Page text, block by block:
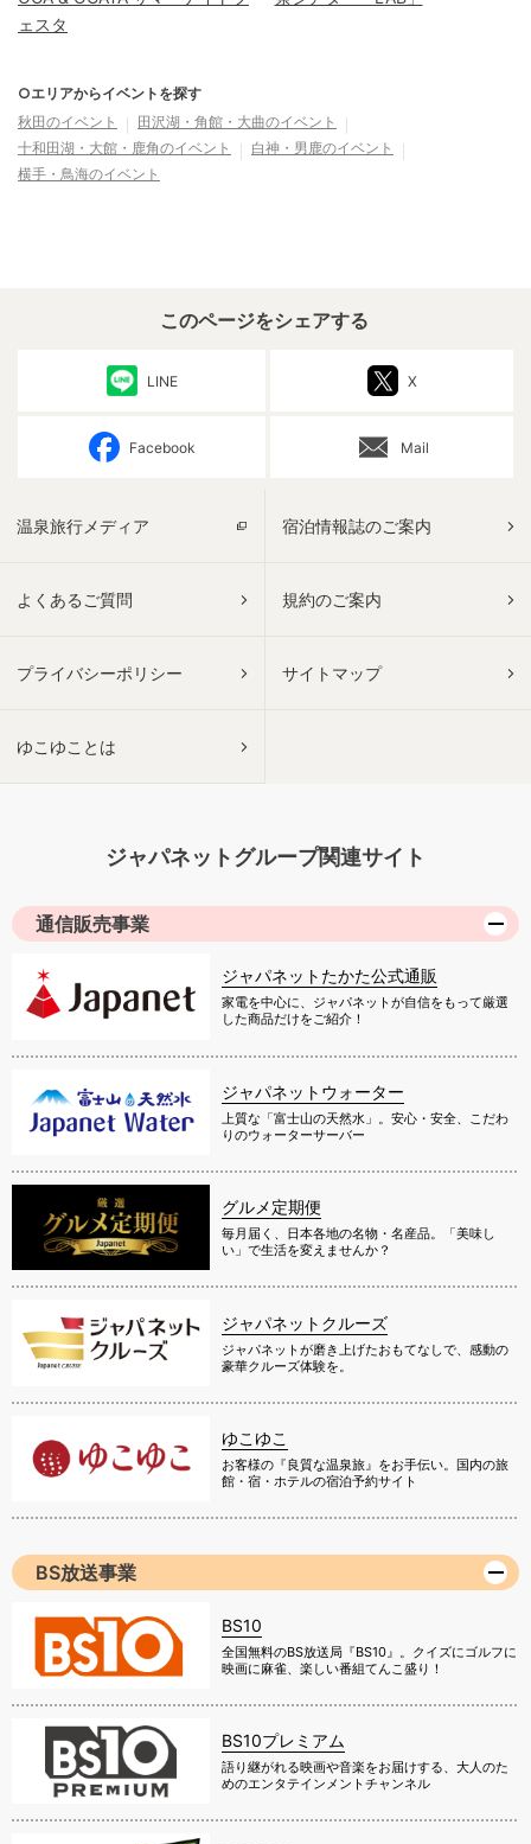
ェスタ
○エリアからイベントを探す
秋田のイベント 田沢湖・角館・大曲のイベント
十和田湖・大館・鹿角のイベント 白神・男鹿のイベント
横手・鳥海のイベント
このページをシェアする
LINE X
Facebook Mail
温泉旅行メディア 宿泊情報誌のご案内
よくあるご質問 規約のご案内
プライバシーポリシー サイトマップ
ゆこゆことは
ジャパネットグループ関連サイト
通信販売事業
ジャパネットたかた公式通販
家電を中心に、ジャパネットが自信をもって厳選
した商品だけをご紹介！
ジャパネットウォーター
上質な「富士山の天然水」。安心・安全、こだわ
りのウォーターサーバー
グルメ定期便
毎月届く、日本各地の名物・名産品。「美味し
い」で生活を変えませんか？
ジャパネットクルーズ
ジャパネットが磨き上げたおもてなしで、感動の
豪華クルーズ体験を。
ゆこゆこ
お客様の『良質な温泉旅』をお手伝い。国内の旅
館・宿・ホテルの宿泊予約サイト
BS放送事業
BS10
全国無料のBS放送局『BS10』。クイズにゴルフに
映画に麻雀、楽しい番組てんこ盛り！
BS10プレミアム
語り継がれる映画や音楽をお届けする、大人のた
めのエンタテインメントチャンネル